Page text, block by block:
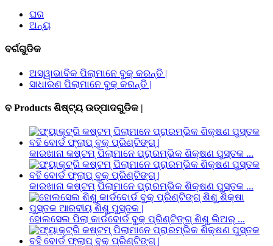
ଘର
ଅନ୍ୟ
ବର୍ଗଗୁଡିକ
ଅସ୍ୱାଭାବିକ ପିଲାମାନେ ବୁକ୍ କରନ୍ତି |
ସାଧାରଣ ପିଲାମାନେ ବୁକ୍ କରନ୍ତି |
ବ Products ଶିଷ୍ଟ୍ୟ ଉତ୍ପାଦଗୁଡିକ |
କାରଖାନା କଷ୍ଟମ୍ ପିଲାମାନେ ପ୍ରାରମ୍ଭିକ ଶିକ୍ଷଣ ପୁସ୍ତକ ...
କାରଖାନା କଷ୍ଟମ୍ ପିଲାମାନେ ପ୍ରାରମ୍ଭିକ ଶିକ୍ଷଣ ପୁସ୍ତକ ...
ହୋଲସେଲ ପିଲା କାର୍ଡବୋର୍ଡ ବୁକ୍ ପ୍ରିଣ୍ଟିଙ୍ଗ୍ ଶିଶୁ ଲିଅର୍ ...